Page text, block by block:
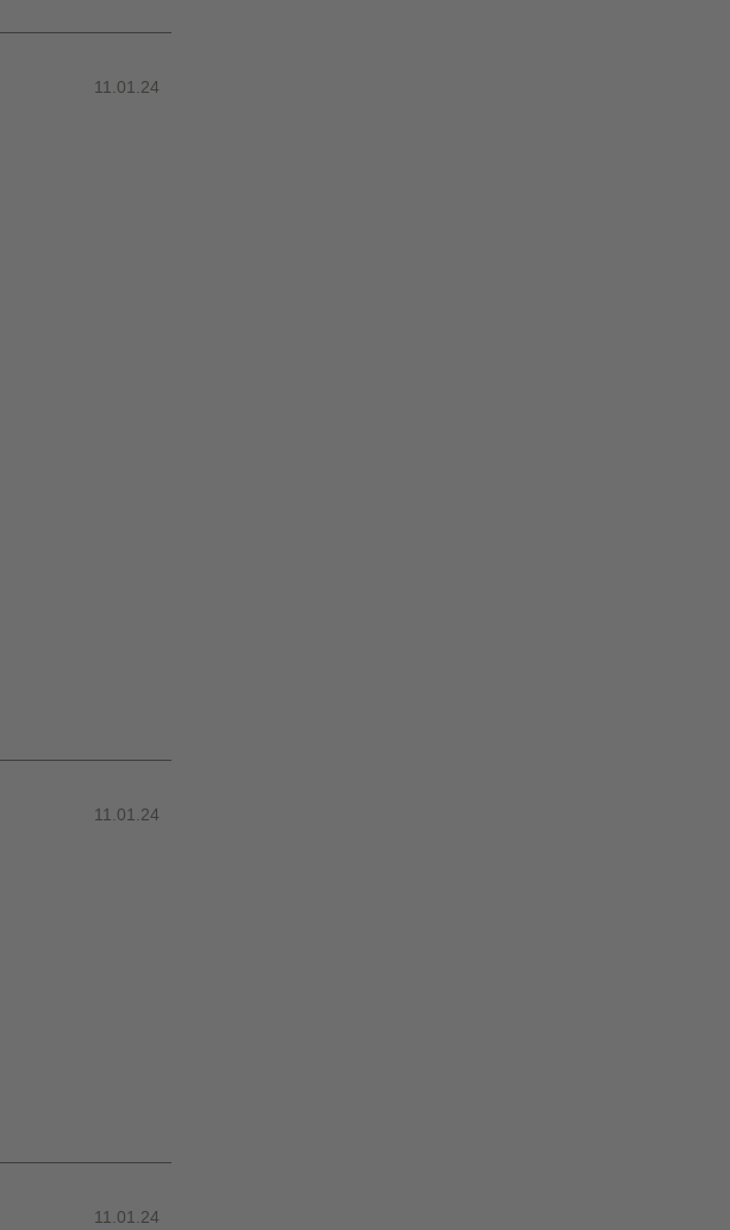
11.01.24
11.01.24
11.01.24